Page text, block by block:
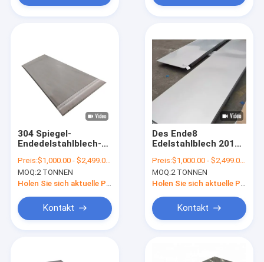
Fabrik-Ausflug
Nachrichten
Fälle
304 Spiegel-
Endedelstahlblech-
304L 316 ASTM AiSi
410 430 schneidet
Preis:$1,000.00 - $2,499.00/Tons
MOQ:2 TONNEN
Holen Sie sich aktuelle Preis
Kontakt
Des Ende8
Edelstahlblech 201
Messgerät-7 des
Messgerät-904l SS
304 2b 304 304l 316
Preis:$1,000.00 - $2,499.00/Tons
MOQ:2 TONNEN
Holen Sie sich aktuelle Preis
Kontakt